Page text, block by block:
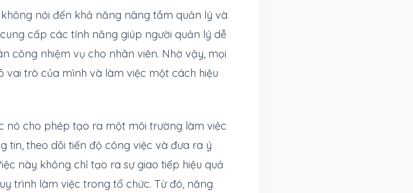
không nói đến khả năng nâng tầm quản lý và
cấp các tính năng giúp người quản lý dễ
công nhiệm vụ cho nhân viên. Nhờ vậy, mọi
vai trò của mình và làm việc một cách hiệu
nó cho phép tạo ra một môi trường làm việc
tin, theo dõi tiến độ công việc và đưa ra ý
này không chỉ tạo ra sự giao tiếp hiệu quả
trình làm việc trong tổ chức. Từ đó, năng